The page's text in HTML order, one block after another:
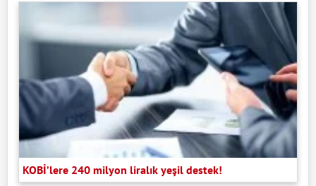
KOBİ’lere 240 milyon liralık yeşil destek!